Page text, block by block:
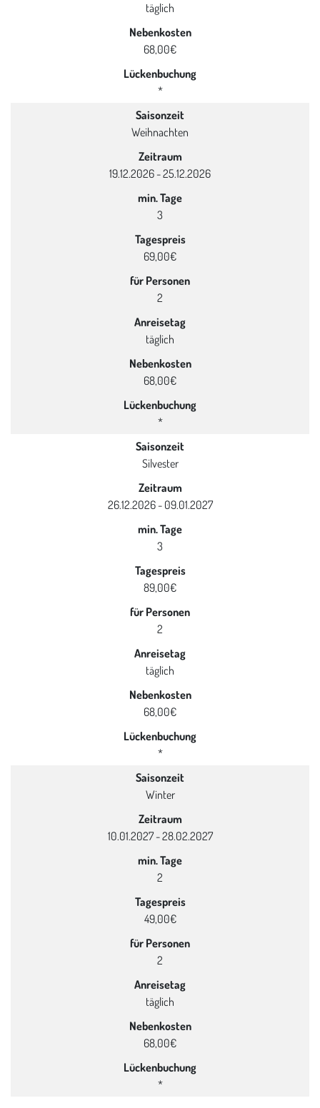
täglich
Nebenkosten
68,00€
Lückenbuchung
*
Saisonzeit
Weihnachten
Zeitraum
19.12.2026 - 25.12.2026
min. Tage
3
Tagespreis
69,00€
für Personen
2
Anreisetag
täglich
Nebenkosten
68,00€
Lückenbuchung
*
Saisonzeit
Silvester
Zeitraum
26.12.2026 - 09.01.2027
min. Tage
3
Tagespreis
89,00€
für Personen
2
Anreisetag
täglich
Nebenkosten
68,00€
Lückenbuchung
*
Saisonzeit
Winter
Zeitraum
10.01.2027 - 28.02.2027
min. Tage
2
Tagespreis
49,00€
für Personen
2
Anreisetag
täglich
Nebenkosten
68,00€
Lückenbuchung
*